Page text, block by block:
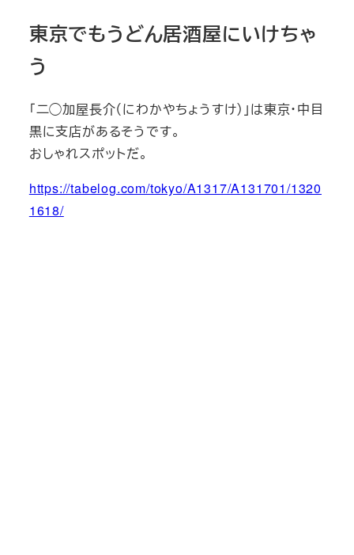
東京でもうどん居酒屋にいけちゃ
う
「二◯加屋長介（にわかやちょうすけ）」は東京・中目
黒に支店があるそうです。
おしゃれスポットだ。
https://tabelog.com/tokyo/A1317/A131701/1320
1618/